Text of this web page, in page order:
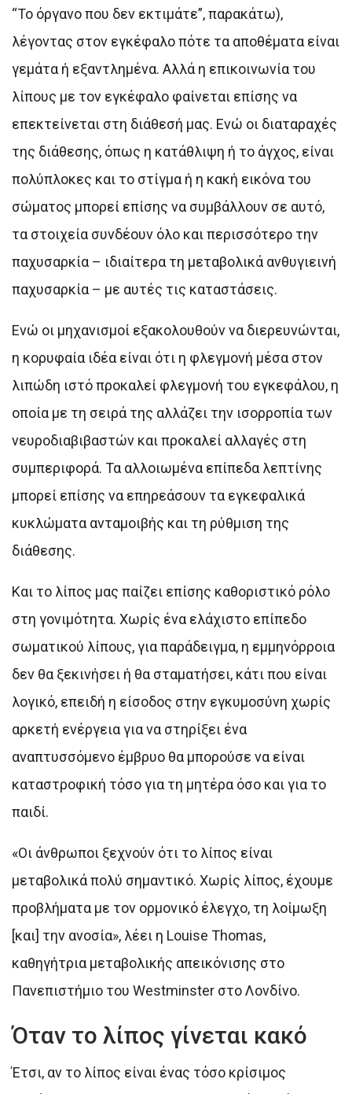
“Το όργανο που δεν εκτιμάτε”, παρακάτω),
λέγοντας στον εγκέφαλο πότε τα αποθέματα είναι
γεμάτα ή εξαντλημένα. Αλλά η επικοινωνία του
λίπους με τον εγκέφαλο φαίνεται επίσης να
επεκτείνεται στη διάθεσή μας. Ενώ οι διαταραχές
της διάθεσης, όπως η κατάθλιψη ή το άγχος, είναι
πολύπλοκες και το στίγμα ή η κακή εικόνα του
σώματος μπορεί επίσης να συμβάλλουν σε αυτό,
τα στοιχεία συνδέουν όλο και περισσότερο την
παχυσαρκία – ιδιαίτερα τη μεταβολικά ανθυγιεινή
παχυσαρκία – με αυτές τις καταστάσεις.
Ενώ οι μηχανισμοί εξακολουθούν να διερευνώνται,
η κορυφαία ιδέα είναι ότι η φλεγμονή μέσα στον
λιπώδη ιστό προκαλεί φλεγμονή του εγκεφάλου, η
οποία με τη σειρά της αλλάζει την ισορροπία των
νευροδιαβιβαστών και προκαλεί αλλαγές στη
συμπεριφορά. Τα αλλοιωμένα επίπεδα λεπτίνης
μπορεί επίσης να επηρεάσουν τα εγκεφαλικά
κυκλώματα ανταμοιβής και τη ρύθμιση της
διάθεσης.
Και το λίπος μας παίζει επίσης καθοριστικό ρόλο
στη γονιμότητα. Χωρίς ένα ελάχιστο επίπεδο
σωματικού λίπους, για παράδειγμα, η εμμηνόρροια
δεν θα ξεκινήσει ή θα σταματήσει, κάτι που είναι
λογικό, επειδή η είσοδος στην εγκυμοσύνη χωρίς
αρκετή ενέργεια για να στηρίξει ένα
αναπτυσσόμενο έμβρυο θα μπορούσε να είναι
καταστροφική τόσο για τη μητέρα όσο και για το
παιδί.
«Οι άνθρωποι ξεχνούν ότι το λίπος είναι
μεταβολικά πολύ σημαντικό. Χωρίς λίπος, έχουμε
προβλήματα με τον ορμονικό έλεγχο, τη λοίμωξη
[και] την ανοσία», λέει η Louise Thomas,
καθηγήτρια μεταβολικής απεικόνισης στο
Πανεπιστήμιο του Westminster στο Λονδίνο.
Όταν το λίπος γίνεται κακό
Έτσι, αν το λίπος είναι ένας τόσο κρίσιμος